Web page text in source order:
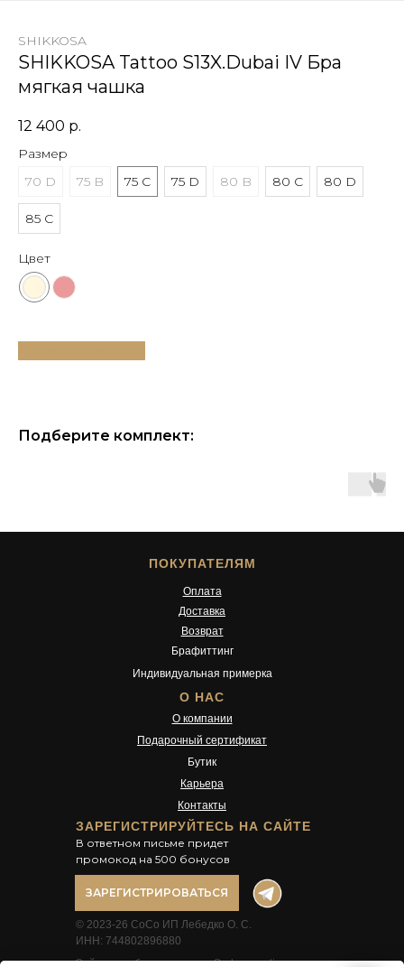
SHIKKOSA Tattoo S13X.Dubai IV Бра
мягкая чашка
SHIKKOSA
12 400 р.
Размер
70 D
75 B 75 C 75 D 80 B 80 C 80 D
85 C
Цвет
Подберите комплект:
ПОКУПАТЕЛЯМ
О НАС
© 2023-26 CoCo ИП Лебедко О. С.
ИНН: 744802896880
Сайт разработан в студии Surkova.online
ЗАРЕГИСТРИРУЙТЕСЬ НА САЙТЕ
В ответном письме придет
промокод на 500 бонусов
Оплата
Доставка
Брафиттинг
Индивидуальная примерка
Возврат
Подарочный сертификат
О компании
Бутик
Карьера
ЗАРЕГИСТРИРОВАТЬСЯ
Контакты